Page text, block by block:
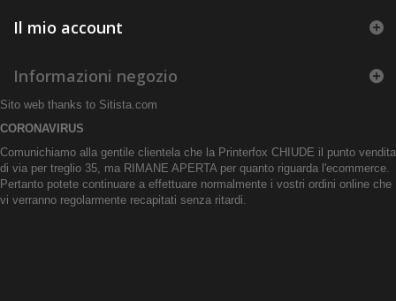
Il mio account
Informazioni negozio
Sito web thanks to Sitista.com
CORONAVIRUS
Comunichiamo alla gentile clientela che la Printerfox CHIUDE il punto vendita
di via per treglio 35, ma RIMANE APERTA per quanto riguarda l'ecommerce.
Pertanto potete continuare a effettuare normalmente i vostri ordini online che
vi verranno regolarmente recapitati senza ritardi.